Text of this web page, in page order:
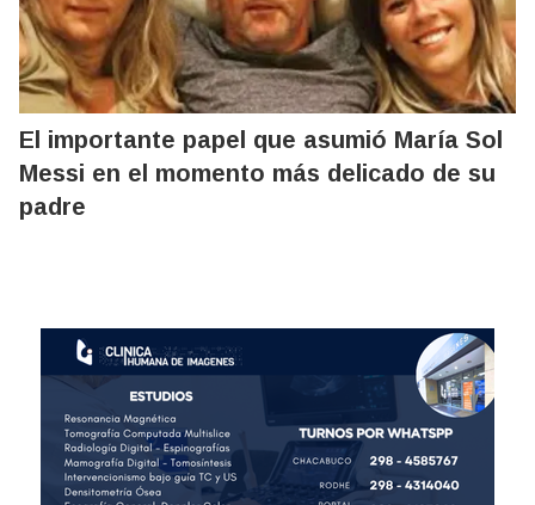
El importante papel que asumió María Sol
Messi en el momento más delicado de su
padre